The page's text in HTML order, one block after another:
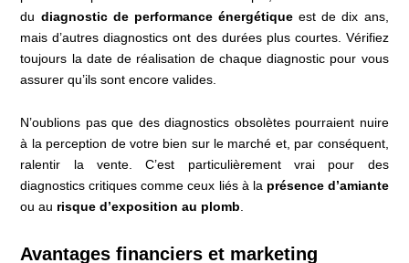
du diagnostic de performance énergétique est de dix ans,
mais d’autres diagnostics ont des durées plus courtes. Vérifiez
toujours la date de réalisation de chaque diagnostic pour vous
assurer qu’ils sont encore valides.
N’oublions pas que des diagnostics obsolètes pourraient nuire
à la perception de votre bien sur le marché et, par conséquent,
ralentir la vente. C’est particulièrement vrai pour des
diagnostics critiques comme ceux liés à la présence d’amiante
ou au risque d’exposition au plomb.
Avantages financiers et marketing